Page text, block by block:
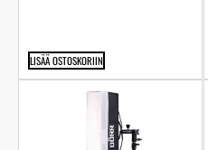
LISÄÄ OSTOSKORIIN